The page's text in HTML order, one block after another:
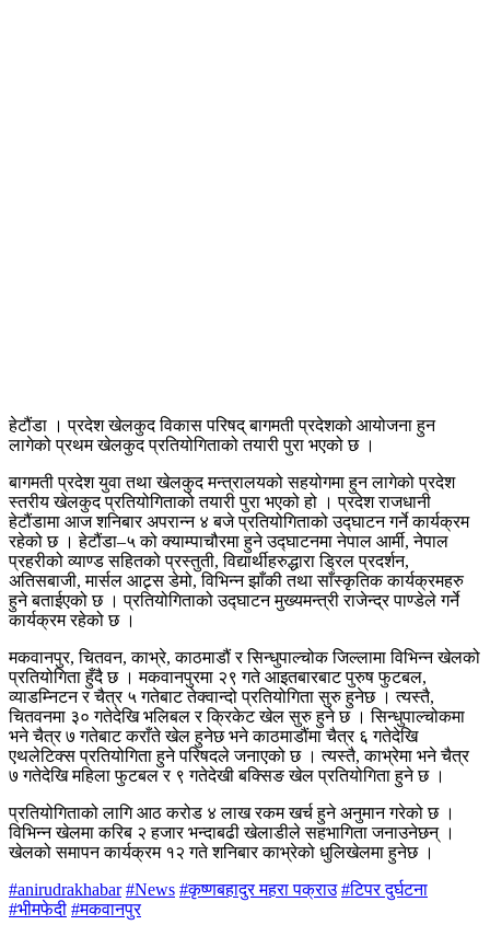
हेटौंडा । प्रदेश खेलकुद विकास परिषद् बागमती प्रदेशको आयोजना हुन
लागेको प्रथम खेलकुद प्रतियोगिताको तयारी पुरा भएको छ ।
बागमती प्रदेश युवा तथा खेलकुद मन्त्रालयको सहयोगमा हुन लागेको प्रदेश
स्तरीय खेलकुद प्रतियोगिताको तयारी पुरा भएको हो । प्रदेश राजधानी
हेटौंडामा आज शनिबार अपरान्न ४ बजे प्रतियोगिताको उद्घाटन गर्ने कार्यक्रम
रहेको छ । हेटौंडा–५ को क्याम्पाचौरमा हुने उद्घाटनमा नेपाल आर्मी, नेपाल
प्रहरीको व्याण्ड सहितको प्रस्तुती, विद्यार्थीहरुद्धारा ड्रिल प्रदर्शन,
अतिसबाजी, मार्सल आट्र्स डेमो, विभिन्न झाँकी तथा साँस्कृतिक कार्यक्रमहरु
हुने बताईएको छ । प्रतियोगिताको उद्घाटन मुख्यमन्त्री राजेन्द्र पाण्डेले गर्ने
कार्यक्रम रहेको छ ।
मकवानपुर, चितवन, काभ्रे, काठमाडौं र सिन्धुपाल्चोक जिल्लामा विभिन्न खेलको
प्रतियोगिता हुँदै छ । मकवानपुरमा २९ गते आइतबारबाट पुरुष फुटबल,
व्याडम्निटन र चैत्र ५ गतेबाट तेक्वान्दो प्रतियोगिता सुरु हुनेछ । त्यस्तै,
चितवनमा ३० गतेदेखि भलिबल र क्रिकेट खेल सुरु हुने छ । सिन्धुपाल्चोकमा
भने चैत्र ७ गतेबाट कराँते खेल हुनेछ भने काठमाडौंमा चैत्र ६ गतेदेखि
एथलेटिक्स प्रतियोगिता हुने परिषदले जनाएको छ । त्यस्तै, काभ्रेमा भने चैत्र
७ गतेदेखि महिला फुटबल र ९ गतेदेखी बक्सिङ खेल प्रतियोगिता हुने छ ।
प्रतियोगिताको लागि आठ करोड ४ लाख रकम खर्च हुने अनुमान गरेको छ ।
विभिन्न खेलमा करिब २ हजार भन्दाबढी खेलाडीले सहभागिता जनाउनेछन् ।
खेलको समापन कार्यक्रम १२ गते शनिबार काभ्रेको धुलिखेलमा हुनेछ ।
#anirudrakhabar #News #कृष्णबहादुर महरा पक्राउ #टिपर दुर्घटना
#भीमफेदी #मकवानपुर